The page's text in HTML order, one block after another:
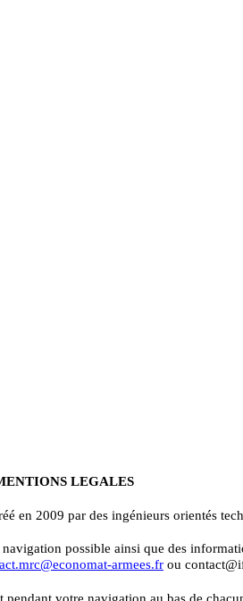
LEGALES
en 2009 par des ingénieurs orientés
possible ainsi que des
armees.fr ou